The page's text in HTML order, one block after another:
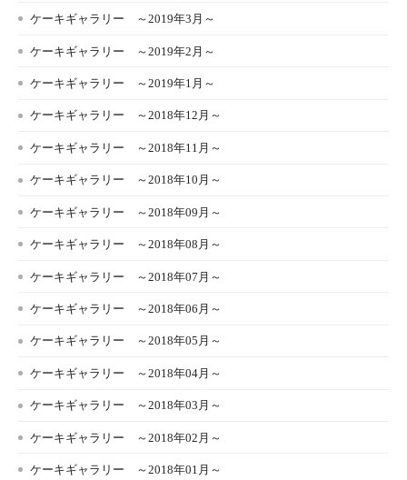
ケーキギャラリー ～2019年3月～
ケーキギャラリー ～2019年2月～
ケーキギャラリー ～2019年1月～
ケーキギャラリー ～2018年12月～
ケーキギャラリー ～2018年11月～
ケーキギャラリー ～2018年10月～
ケーキギャラリー ～2018年09月～
ケーキギャラリー ～2018年08月～
ケーキギャラリー ～2018年07月～
ケーキギャラリー ～2018年06月～
ケーキギャラリー ～2018年05月～
ケーキギャラリー ～2018年04月～
ケーキギャラリー ～2018年03月～
ケーキギャラリー ～2018年02月～
ケーキギャラリー ～2018年01月～